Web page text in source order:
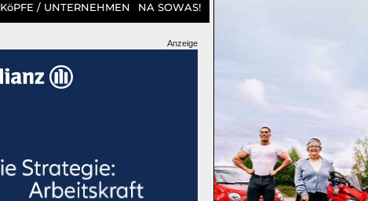
KöPFE / UNTERNEHMEN NA SOWAS!
Anzeige